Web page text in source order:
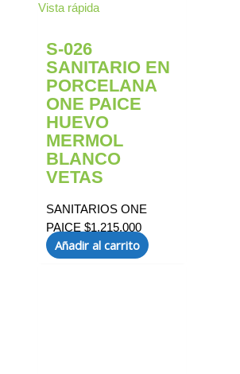
Vista rápida
S-026
SANITARIO EN
PORCELANA
ONE PAICE
HUEVO
MERMOL
BLANCO
VETAS
SANITARIOS ONE
PAICE $1.215.000
Añadir al carrito